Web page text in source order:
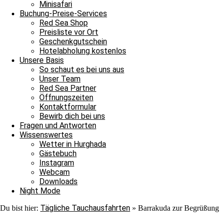
Minisafari
Buchung-Preise-Services
Red Sea Shop
Preisliste vor Ort
Geschenkgutschein
Hotelabholung kostenlos
Unsere Basis
So schaut es bei uns aus
Unser Team
Red Sea Partner
Öffnungszeiten
Kontaktformular
Bewirb dich bei uns
Fragen und Antworten
Wissenswertes
Wetter in Hurghada
Gästebuch
Instagram
Webcam
Downloads
Night Mode
Du bist hier: Tägliche Tauchausfahrten » Barrakuda zur
Nach ihrer Show verließen auch sie uns ins Blau. Jedoch war auf
Adlerrochen entdecken, der in der Strömung stand, wie ein Fels in
ebenmäßig Marmoriert und wir konnten ihn von der Nähe
unter einem Stein saß. In unserem Sicherheitsstop begegnete uns
hinschauen sollten, machten wir uns überglücklich auf den Weg
als auch für die Neulinge, denn heute hat unsere Tauschfamilie
viel zu feiern, das heißt schnell auf zur Shaab Stella Bar, denn
Grüße von JJ, Sandra und Janina.
Ganztagesfahrt
Tauchplatz 1: Carlson’s Corner
Tauchplatz 2: Erg Somaya
Tauchplatz 3: Balena
An diesem wunderschönen Sonntagmorgen starteten wir unseren